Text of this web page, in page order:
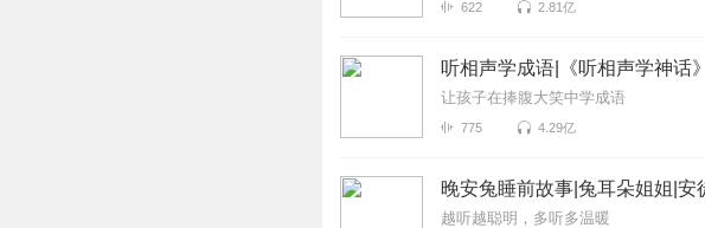
622 2.81亿
听相声学成语|《听相声学神话
让孩子在捧腹大笑中学成语
775 4.29亿
晚安兔睡前故事|兔耳朵姐姐|安
越听越聪明，多听多温暖